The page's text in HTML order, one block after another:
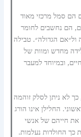
הם סמל מרכזי מאוד
הם נחשבים לחומר
ול״אם הגדולה״. טבילה
מחדש ומוות של
ובמיוחד למעבר
לא ניתן לסלק זוהמה
החלילן אינו הורג
חייהם של אנשי
כך החולדות נעלמות.